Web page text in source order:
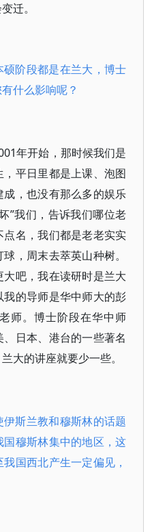
迁。
阶段都是在兰大，博士
什么影响呢？
年开始，那时候我们是
平日里都是上课、泡图
，也没有那么多的娱乐
”我们，告诉我们哪位老
名，我们都是老老实实
，周末去萃英山种树。
吧，我在读研时是兰大
的导师是华中师大的彭
师。博士阶段在华中师
日本、港台的一些著名
大的讲座就要少一些。
斯兰教和穆斯林的话题
穆斯林集中的地区，这
国西北产生一定偏见，